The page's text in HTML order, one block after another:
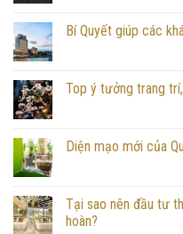
Bí Quyết giúp các
Top ý tưởng trang
Diện mạo mới của
Tại sao nên đầu tư
hoàn?